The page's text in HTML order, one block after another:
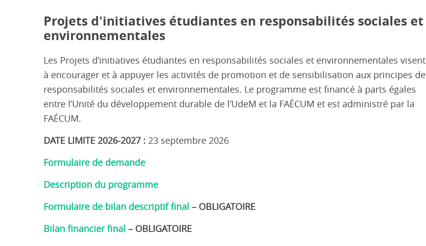
Projets d'initiatives étudiantes en responsabilités sociales et
environnementales
Les Projets d’initiatives étudiantes en responsabilités sociales et environnementales visent
à encourager et à appuyer les activités de promotion et de sensibilisation aux principes de
responsabilités sociales et environnementales. Le programme est financé à parts égales
entre l’Unité du développement durable de l’UdeM et la FAÉCUM et est administré par la
FAÉCUM.
DATE LIMITE 2026-2027 : 23 septembre 2026
Formulaire de demande
Description du programme
Formulaire de bilan descriptif final – OBLIGATOIRE
Bilan financier final – OBLIGATOIRE